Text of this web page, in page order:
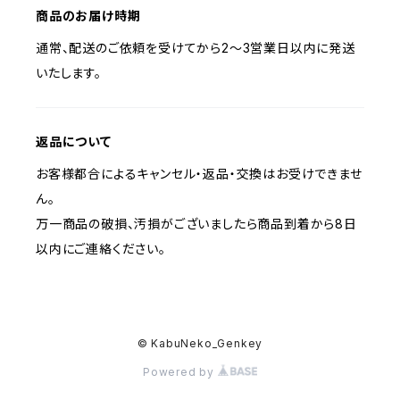
商品のお届け時期
通常、配送のご依頼を受けてから2〜3営業日以内に発送
いたします。
返品について
お客様都合によるキャンセル・返品・交換はお受けできませ
ん。
万一商品の破損、汚損がございましたら商品到着から8日
以内にご連絡ください。
© KabuNeko_Genkey
Powered by